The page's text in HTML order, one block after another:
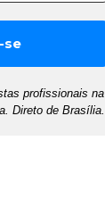
profissionais na
Direto de Brasília.